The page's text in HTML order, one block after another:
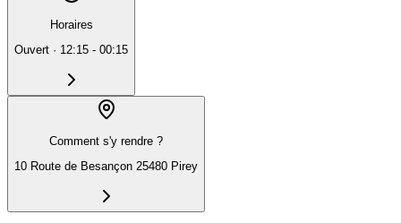
Horaires
Ouvert · 12:15 - 00:15
Comment s'y rendre ?
10 Route de Besançon 25480 Pirey